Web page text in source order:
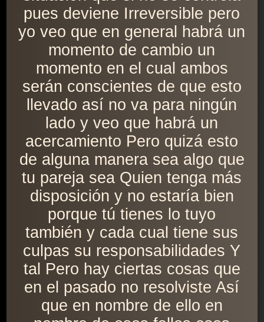
pues deviene Irreversible pero
yo veo que en general habrá un
momento de cambio un
momento en el cual ambos
serán conscientes de que esto
llevado así no va para ningún
lado y veo que habrá un
acercamiento Pero quizá esto
de alguna manera sea algo que
tu pareja sea Quien tenga más
disposición y no estaría bien
porque tú tienes lo tuyo
también y cada cual tiene sus
culpas su responsabilidades Y
tal Pero hay ciertas cosas que
en el pasado no resolviste Así
que en nombre de ello en